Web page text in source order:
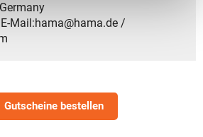
Mail:hama@hama.de /
Gutscheine bestellen